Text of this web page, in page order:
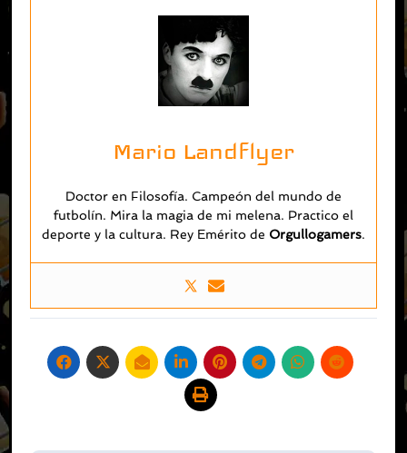
Mario Landflyer
Doctor en Filosofía. Campeón del mundo de
futbolín. Mira la magia de mi melena. Practico el
deporte y la cultura. Rey Emérito de Orgullogamers.